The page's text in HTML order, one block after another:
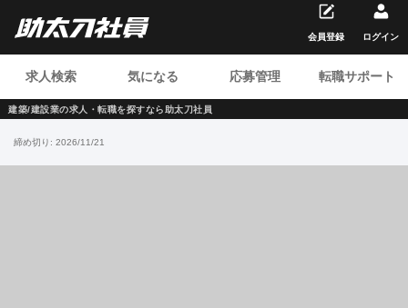
建築/建設業の求人・転職を探すなら助太刀社員
求人検索 気になる 応募管理 転職サポート
会員登録 ログイン
締め切り: 2026/11/21